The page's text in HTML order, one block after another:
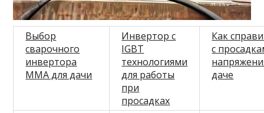
Выбор
сварочного
инвертора
ММА для дачи
Инвертор с
IGBT
технологиями
для работы
при
просадках
Как
с
даче